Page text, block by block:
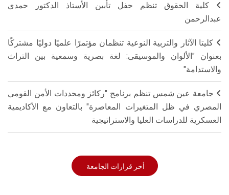
كلية الحقوق تنظم حفل تأبين الأستاذ الدكتور حمدي
عبدالرحمن
كليتا الآثار والتربية النوعية تنظمان مؤتمرًا علميًا دوليًا مشتركًا
بعنوان "الألوان والموسيقى: لغة بصرية وسمعية بين التراث
والاستدامة"
جامعة عين شمس تنظم برنامج "ركائز ومحددات الأمن القومي
المصري في ظل المتغيرات المعاصرة" بالتعاون مع الأكاديمية
العسكرية للدراسات العليا والاستراتيجية
أخر قرارات الجامعة